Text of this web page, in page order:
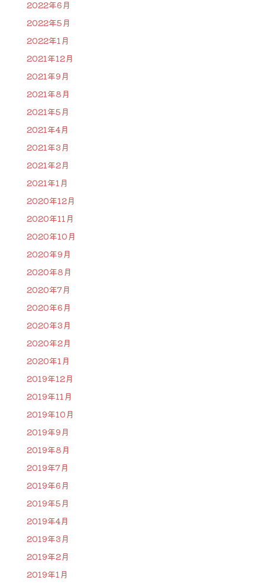
2022年6月
2022年5月
2022年1月
2021年12月
2021年9月
2021年8月
2021年5月
2021年4月
2021年3月
2021年2月
2021年1月
2020年12月
2020年11月
2020年10月
2020年9月
2020年8月
2020年7月
2020年6月
2020年3月
2020年2月
2020年1月
2019年12月
2019年11月
2019年10月
2019年9月
2019年8月
2019年7月
2019年6月
2019年5月
2019年4月
2019年3月
2019年2月
2019年1月